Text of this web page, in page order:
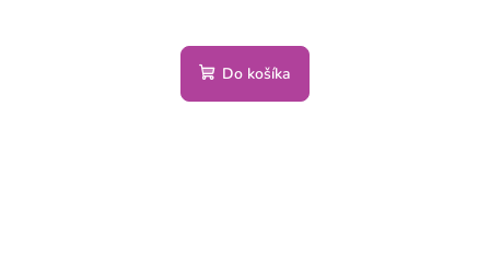
Do košíka